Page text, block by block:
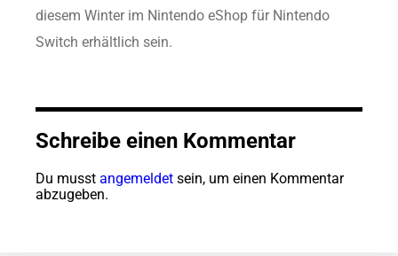
diesem Winter im Nintendo eShop für Nintendo
Switch erhältlich sein.
Schreibe einen Kommentar
Du musst angemeldet sein, um einen Kommentar
abzugeben.